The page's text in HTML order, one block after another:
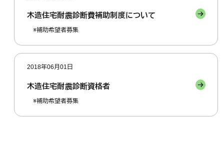
木造住宅耐震診断費補助制度について
※補助希望者募集
2018年06月01日
木造住宅耐震診断資格者
※補助希望者募集